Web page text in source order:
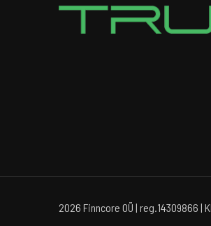
2026 Finncore OÜ | reg.14309866 |